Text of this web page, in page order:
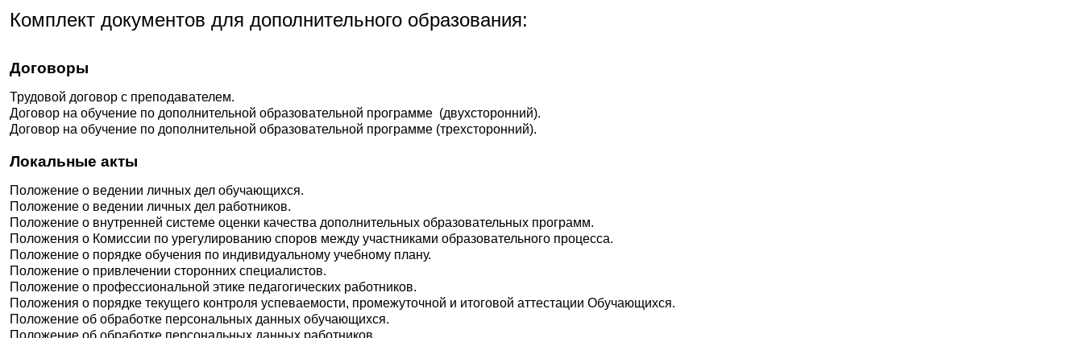
Комплект документов для дополнительного образования:
Договоры
Трудовой договор с преподавателем.
Договор на обучение по дополнительной образовательной программе (двухсторонний).
Договор на обучение по дополнительной образовательной программе (трехсторонний).
Локальные акты
Положение о ведении личных дел обучающихся.
Положение о ведении личных дел работников.
Положение о внутренней системе оценки качества дополнительных образовательных программ.
Положения о Комиссии по урегулированию споров между участниками образовательного процесса.
Положение о порядке обучения по индивидуальному учебному плану.
Положение о привлечении сторонних специалистов.
Положение о профессиональной этике педагогических работников.
Положения о порядке текущего контроля успеваемости, промежуточной и итоговой аттестации Обучающихся.
Положение об обработке персональных данных обучающихся.
Положение об обработке персональных данных работников.